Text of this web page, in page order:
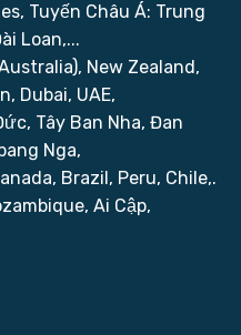
Tuyến Châu Á: Trung
Loan,...
New Zealand,
Dubai, UAE,
Tây Ban Nha, Đan
Nga,
Brazil, Peru, Chile,.
Ai Cập,